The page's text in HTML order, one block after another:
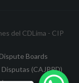
del CDLima - CIP
Dispute Boards
(CAJPRD)